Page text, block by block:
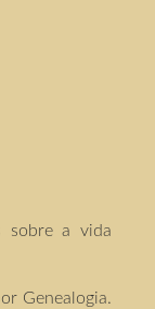
sobre a vida
Genealogia.